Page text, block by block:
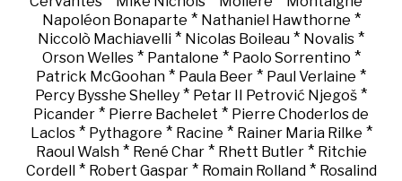
Napoléon Bonaparte * Nathaniel Hawthorne *
Niccolò Machiavelli * Nicolas Boileau * Novalis *
Orson Welles* Pantalone * Paolo Sorrentino *
Patrick McGoohan * Paula Beer * Paul Verlaine *
Percy Bysshe Shelley * Petar II Petrović Njegoš *
Picander * Pierre Bachelet * Pierre Choderlos de
Laclos* Pythagore * Racine * Rainer Maria Rilke *
Raoul Walsh* René Char* Rhett Butler* Ritchie
Cordell * Robert Gaspar* Romain Rolland* Rosalind